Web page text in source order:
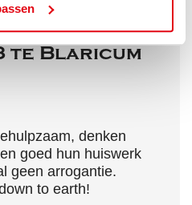
te Blaricum
denken
goed hun huiswerk
geen arrogantie.
to earth!